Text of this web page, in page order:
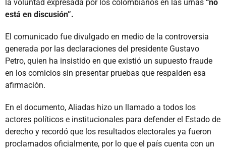
la voluntad expresada por los colombianos en las urnas “no
está en discusión”.
El comunicado fue divulgado en medio de la controversia
generada por las declaraciones del presidente Gustavo
Petro, quien ha insistido en que existió un supuesto fraude
en los comicios sin presentar pruebas que respalden esa
afirmación.
En el documento, Aliadas hizo un llamado a todos los
actores políticos e institucionales para defender el Estado de
derecho y recordó que los resultados electorales ya fueron
proclamados oficialmente, por lo que el país cuenta con un